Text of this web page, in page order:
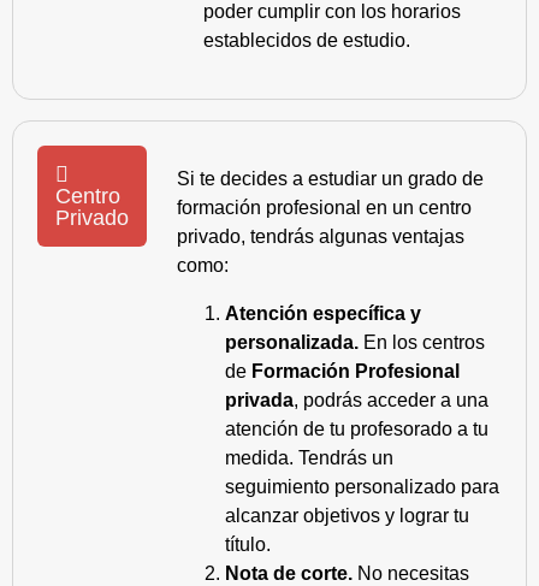
poder cumplir con los horarios
establecidos de estudio.
Centro
Privado
Si te decides a estudiar un grado de
formación profesional en un centro
privado, tendrás algunas ventajas
como:
Atención específica y
personalizada. En los centros
de Formación Profesional
privada, podrás acceder a una
atención de tu profesorado a tu
medida. Tendrás un
seguimiento personalizado para
alcanzar objetivos y lograr tu
título.
Nota de corte. No necesitas